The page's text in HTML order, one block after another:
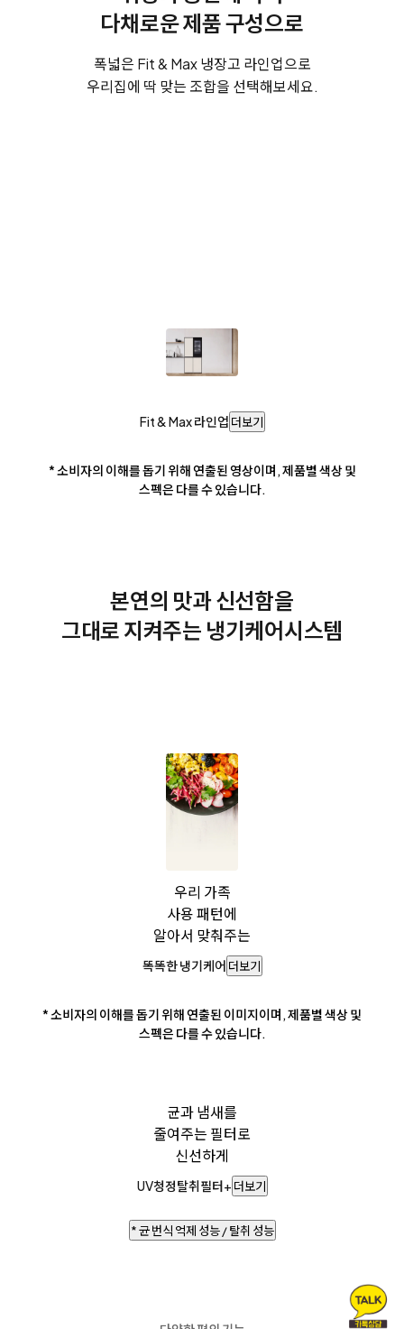
다채로운 제품 구성으로
폭넓은 Fit & Max 냉장고 라인업으로
우리집에 딱 맞는 조합을 선택해보세요.
Fit & Max 라인업 더보기
* 소비자의 이해를 돕기 위해 연출된 영상이며, 제품별 색상 및
스펙은 다를 수 있습니다.
본연의 맛과 신선함을
그대로 지켜주는 냉기케어시스템
우리 가족
사용 패턴에
알아서 맞춰주는
똑똑한 냉기케어 더보기
* 소비자의 이해를 돕기 위해 연출된 이미지이며, 제품별 색상 및
스펙은 다를 수 있습니다.
균과 냄새를
줄여주는 필터로
신선하게
UV청정탈취필터+ 더보기
* 균 번식 억제 성능 / 탈취 성능